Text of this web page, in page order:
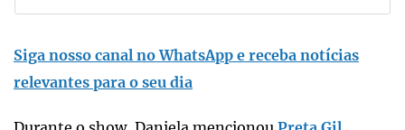
Siga nosso canal no WhatsApp e receba notícias
relevantes para o seu dia